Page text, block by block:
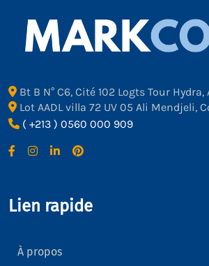
Bt B N° C6, Cité 102 Logts Tour Hydra,
Lot AADL villa 72 UV 05 Ali Mendjeli,
( +213 ) 0560 000 909
Lien rapide
À propos